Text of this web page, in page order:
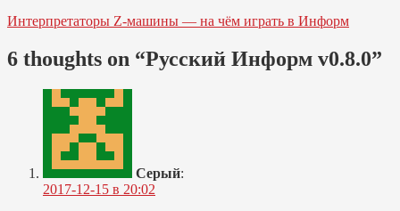
Навигация
по
записям
Интерпретаторы Z-машины — на чём играть в Информ
6 thoughts on “Русский Информ v0.8.0”
Серый:
2017-12-15 в 20:02